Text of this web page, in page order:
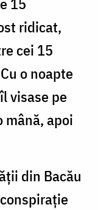
ridicat,
cei 15
o noapte
visase pe
mână, apoi
din Bacău